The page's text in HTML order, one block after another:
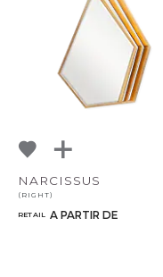
NARCISSUS
(RIGHT)
RETAIL A PARTIR DE